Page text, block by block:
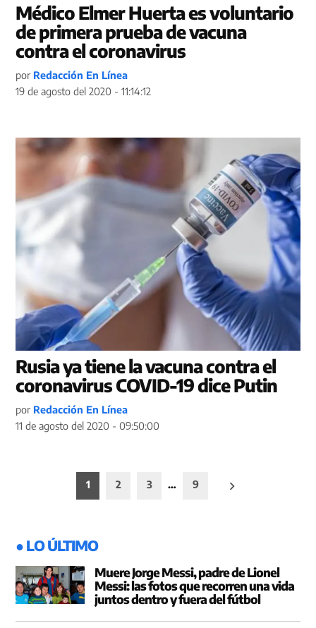
Médico Elmer Huerta es voluntario
de primera prueba de vacuna
contra el coronavirus
por Redacción En Línea
19 de agosto del 2020 - 11:14:12
Rusia ya tiene la vacuna contra el
coronavirus COVID-19 dice Putin
por Redacción En Línea
11 de agosto del 2020 - 09:50:00
Paginación
1 2 3 … 9
● LO ÚLTIMO
Muere Jorge Messi, padre de Lionel
Messi: las fotos que recorren una vida
juntos dentro y fuera del fútbol